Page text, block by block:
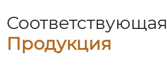
Соответствующая
Продукция